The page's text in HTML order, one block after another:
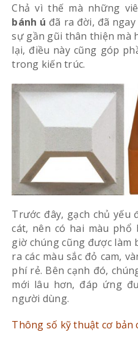
Chả vì thế mà những
bánh ú đã ra đời, đã
sự gần gũi thân thiện mà
lại, điều này cũng góp
trong kiến trúc.
Trước đây, gạch chủ yếu
cát, nên có hai màu phổ
giờ chúng cũng được làm
ra các màu sắc đỏ cam,
phí rẻ. Bên cạnh đó,
mới lâu hơn, đáp ứng
người dùng.
Thông số kỹ thuật cơ bản